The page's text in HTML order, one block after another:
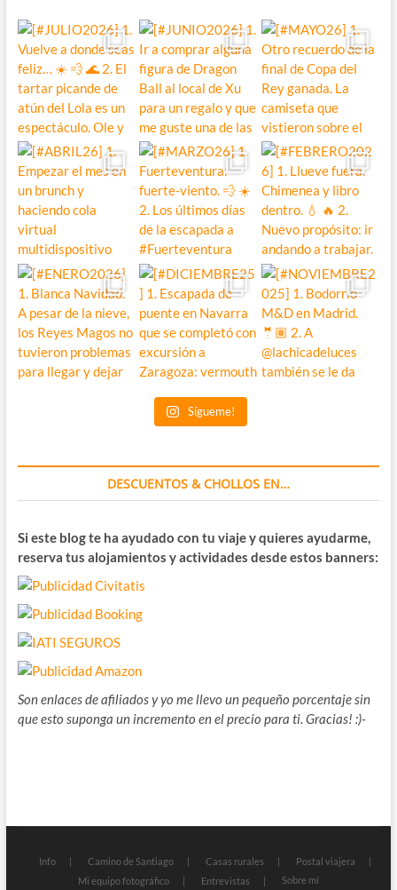
Sígueme!
DESCUENTOS & CHOLLOS EN…
Si este blog te ha ayudado con tu viaje y quieres ayudarme,
reserva tus alojamientos y actividades desde estos banners:
Son enlaces de afiliados y yo me llevo un pequeño porcentaje sin
que esto suponga un incremento en el precio para ti. Gracias! :)-
Info Camino de Santiago Casas rurales
Postal viajera
Mi equipo fotográfico
Entrevistas Sobre mí